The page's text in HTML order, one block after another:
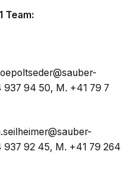
Team:
937 94 50, M. +41 79 7
937 92 45, M. +41 79 264